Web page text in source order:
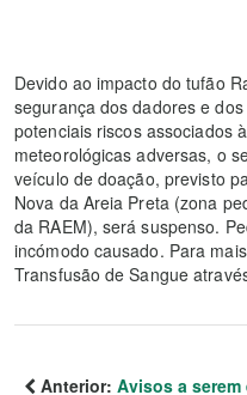
Devido ao impacto do tufão
segurança dos dadores e
potenciais riscos associados
meteorológicas adversas, o
veículo de doação, previsto
Nova da Areia Preta (zona
da RAEM), será suspenso.
incómodo causado. Para
Transfusão de Sangue
Anterior: Avisos a